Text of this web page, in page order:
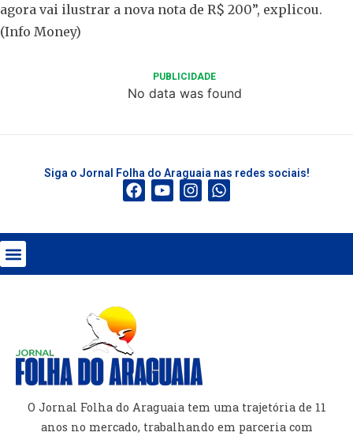
agora vai ilustrar a nova nota de R$ 200”, explicou.
(Info Money)
PUBLICIDADE
No data was found
Siga o Jornal Folha do Araguaia nas redes sociais!
O Jornal Folha do Araguaia tem uma trajetória de 11
anos no mercado, trabalhando em parceria com